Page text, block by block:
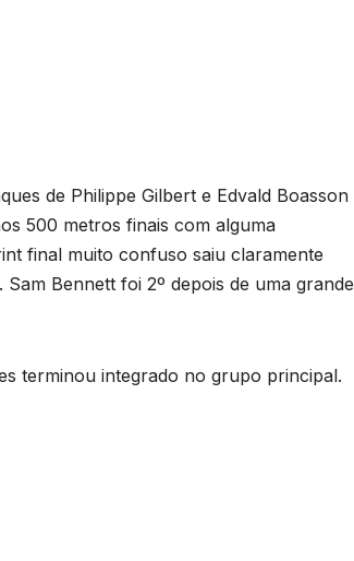
de Philippe Gilbert e Edvald Boasson
500 metros finais com alguma
final muito confuso saiu claramente
Bennett foi 2º depois de uma grande
terminou integrado no grupo principal.